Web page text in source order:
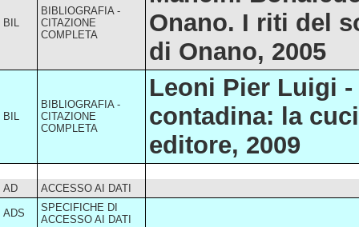
BIL
BIBLIOGRAFIA -
CITAZIONE
COMPLETA
Onano. I riti del
di Onano, 2005
BIL
BIBLIOGRAFIA -
CITAZIONE
COMPLETA
Leoni Pier Luigi
contadina: la
editore, 2009
AD ACCESSO AI DATI
ADS
SPECIFICHE DI
ACCESSO AI DATI